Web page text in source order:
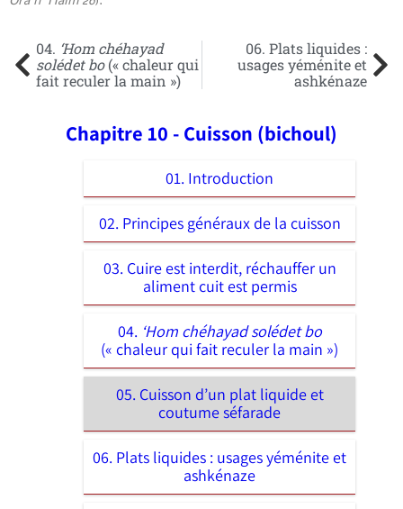
04. ‘Hom chéhayad
solédet bo(« chaleur qui
fait reculer la main »)
06. Plats liquides :
usages yéménite et
ashkénaze
Chapitre 10 - Cuisson (bichoul)
01. Introduction
02. Principes généraux de la cuisson
03. Cuire est interdit, réchauffer un
aliment cuit est permis
04. ‘Hom chéhayad solédet bo
(« chaleur qui fait reculer la main »)
05. Cuisson d’un plat liquide et
coutume séfarade
06. Plats liquides : usages yéménite et
ashkénaze